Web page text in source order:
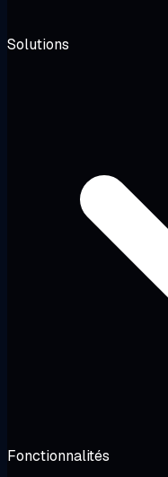
Solutions
Fonctionnalités